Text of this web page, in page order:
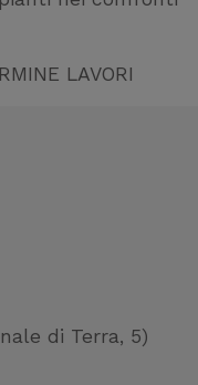
LAVORI
di Terra, 5)